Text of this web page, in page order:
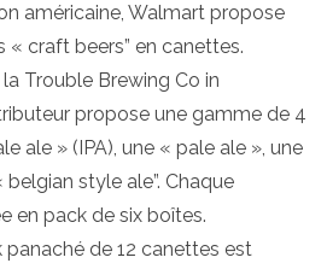
américaine, Walmart propose
« craft beers” en canettes.
Trouble Brewing Co in
propose une gamme de 4
ale » (IPA), une « pale ale », une
style ale”. Chaque
en pack de six boîtes.
panaché de 12 canettes est